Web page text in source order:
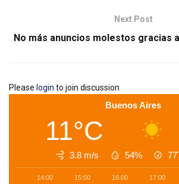
Next Post
No más anuncios molestos gracias
Please login to join discussion
Buenos Aires
11°C
3.8 m/s 54%
14:00 15:00 16:00 17:00